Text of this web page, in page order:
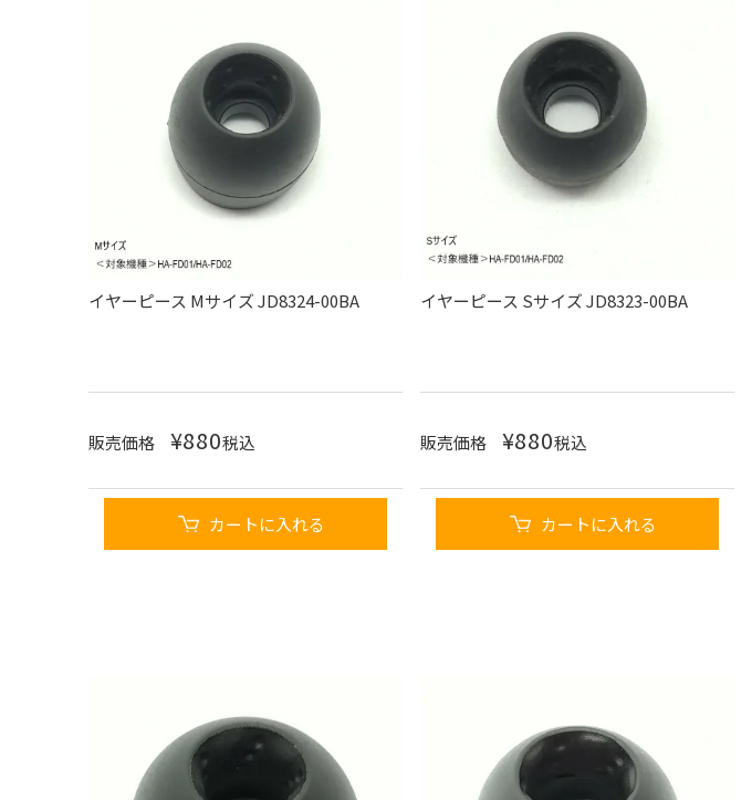
イヤーピース Mサイズ JD8324-00BA
販売価格 ¥880税込
カートに入れる
イヤーピース Sサイズ JD8323-00BA
販売価格 ¥880税込
カートに入れる